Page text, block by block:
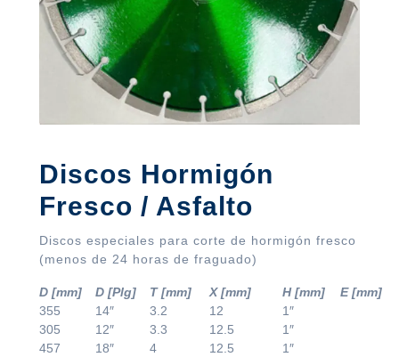
Discos Hormigón
Fresco / Asfalto
Discos especiales para corte de hormigón fresco
(menos de 24 horas de fraguado)
D [mm] D [Plg] T [mm] X [mm] H [mm]
E [mm]
355
14″ 3.2 12
1″
305
12″ 3.3 12.5
1″
457
18″ 4 12.5 1″